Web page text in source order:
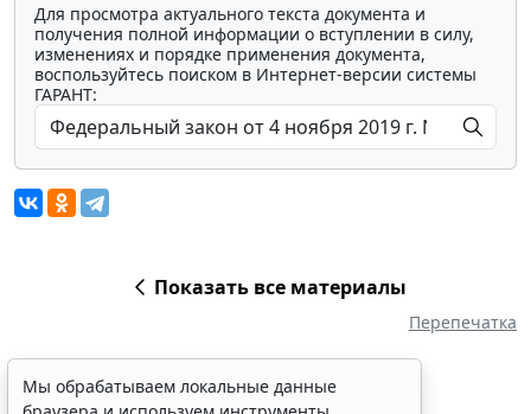
Для просмотра актуального текста документа и
получения полной информации о вступлении в силу,
изменениях и порядке применения документа,
воспользуйтесь поиском в Интернет-версии системы
ГАРАНТ:
Показать все материалы
Перепечатка
Мы обрабатываем локальные данные